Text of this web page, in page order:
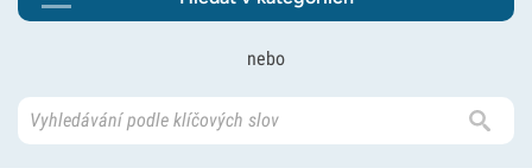
nebo